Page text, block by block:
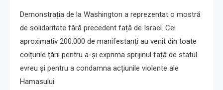
Demonstrația de la Washington a reprezentat o mostră
de solidaritate fără precedent față de Israel. Cei
aproximativ 200.000 de manifestanți au venit din toate
colțurile țării pentru a-și exprima sprijinul față de statul
evreu și pentru a condamna acțiunile violente ale
Hamasului.